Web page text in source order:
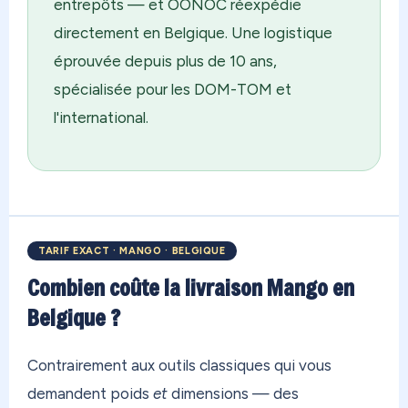
entrepôts — et OONOC réexpédie
directement en Belgique. Une logistique
éprouvée depuis plus de 10 ans,
spécialisée pour les DOM-TOM et
l'international.
TARIF EXACT · MANGO · BELGIQUE
Combien coûte la livraison Mango en
Belgique ?
Contrairement aux outils classiques qui vous
demandent poids et dimensions — des